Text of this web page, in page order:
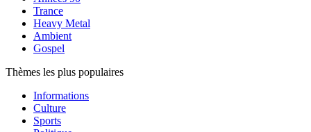
Trance
Heavy Metal
Ambient
Gospel
Thèmes les plus populaires
Informations
Culture
Sports